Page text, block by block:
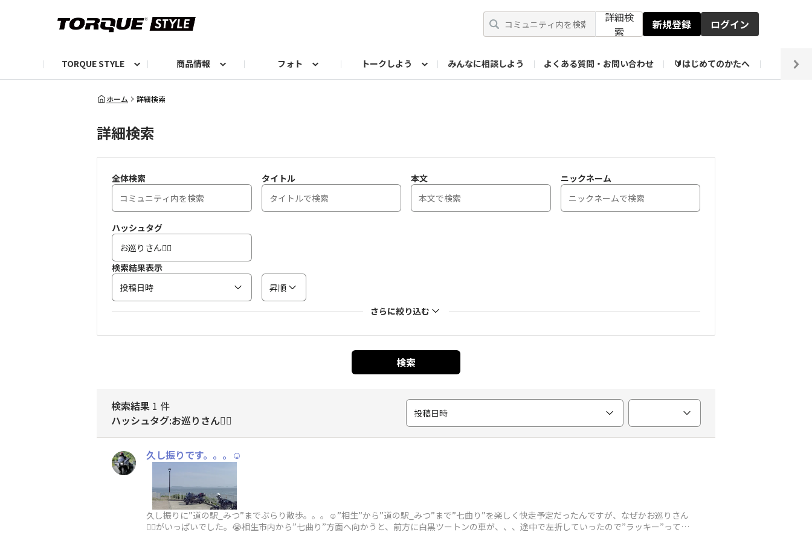
詳細検
索
新規登録 ログイン
TORQUE STYLE
お知らせ TORQUIZ【投票企画】
商品情報
TORQUEニュース
フォト
TORQUEフォト
トークしよう
自己紹介しよう
みんなに相談しよう よくある質問・お問い合わせ 🔰はじめてのかたへ 編集
編集部の日常フォト
ホーム 詳細検索
詳細検索
全体検索 タイトル 本文 ニックネーム
ハッシュタグ
検索結果表示
投稿日時
昇順
さらに絞り込む
検索
検索結果 1 件
ハッシュタグ:お巡りさん👮‍♂️
投稿日時
久し振りです。。。☺️
久し振りに”道の駅_みつ”までぶらり散歩。。。☺️”相生”から”道の駅_みつ”まで”七曲り”を楽しく快走予定だったんですが、なぜかお巡りさん
👮‍♂️がいっぱいでした。😭相生市内から”七曲り”方面へ向かうと、前方に白黒ツートンの車が、、、途中で左折していったので”ラッキー”って思